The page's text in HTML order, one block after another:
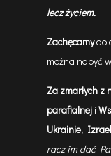
lecz życiem.
Zachęcamydo
można nabyć
Za zmarłych z
parafialnej i
Ukrainie,
racz im dać